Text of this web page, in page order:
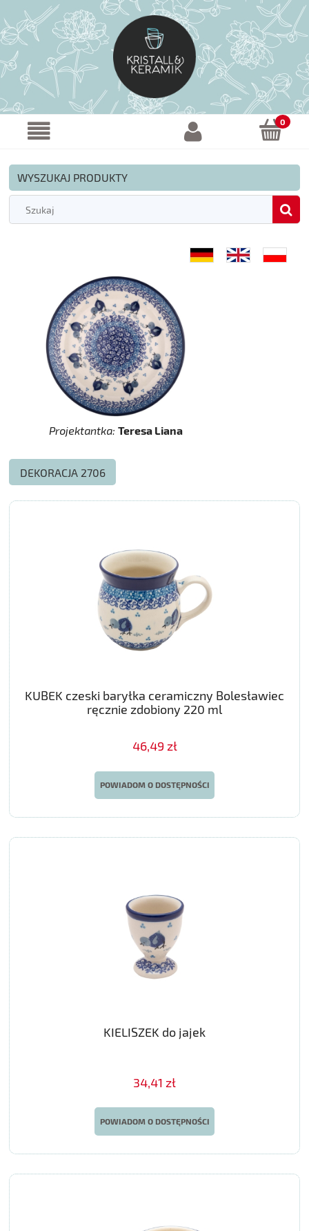
WYSZUKAJ PRODUKTY
Projektantka: Teresa Liana
DEKORACJA 2706
KUBEK czeski baryłka ceramiczny Bolesławiec
ręcznie zdobiony 220 ml
46,49 zł
POWIADOM O DOSTĘPNOŚCI
KIELISZEK do jajek
34,41 zł
POWIADOM O DOSTĘPNOŚCI